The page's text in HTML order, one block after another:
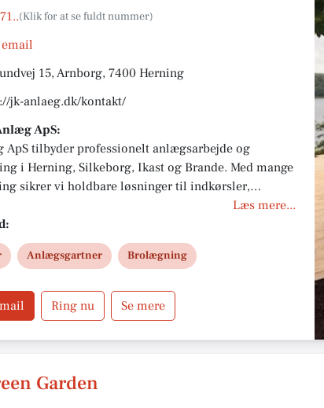
email
15, Arnborg, 7400 Herning
jk-anlaeg.dk/kontakt/
ApS:
ApS tilbyder professionelt anlægsarbejde og
i Herning, Silkeborg, Ikast og Brande. Med mange
sikrer vi holdbare løsninger til indkørsler,
og belægning. Vi vurderer altid underlag og
for et langtidsholdbart resultat. Kontakt os
snak om dit projekt.
Læs mere...
Anlægsgartner Brolægning
Ring nu Se mere
Garden